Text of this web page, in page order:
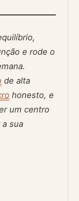
e rode o
de alta
honesto, e
um centro
sua